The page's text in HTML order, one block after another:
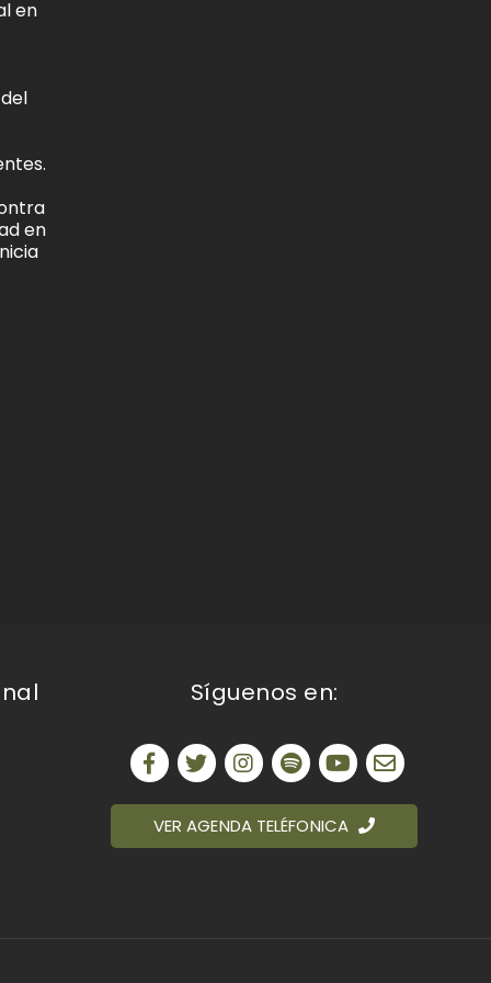
en
en
Síguenos en:
VER AGENDA TELÉFONICA